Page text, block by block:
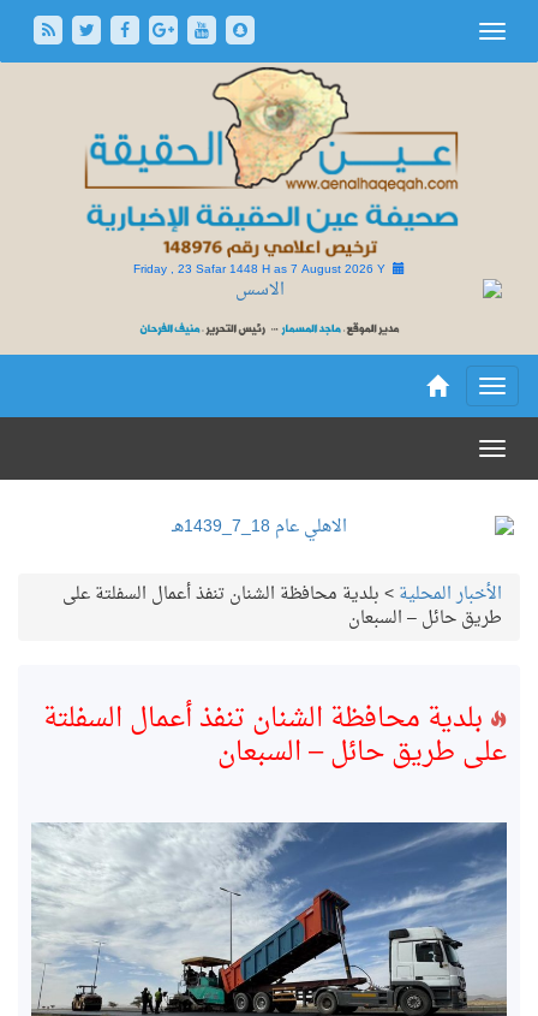
Friday , 23 Safar 1448 H as7 August 2026 Y
الأخبار المحلية>بلدية محافظة الشنان تنفذ أعمال السفلتة على
طريق حائل – السبعان
بلدية محافظة الشنان تنفذ أعمال السفلتة
على طريق حائل – السبعان